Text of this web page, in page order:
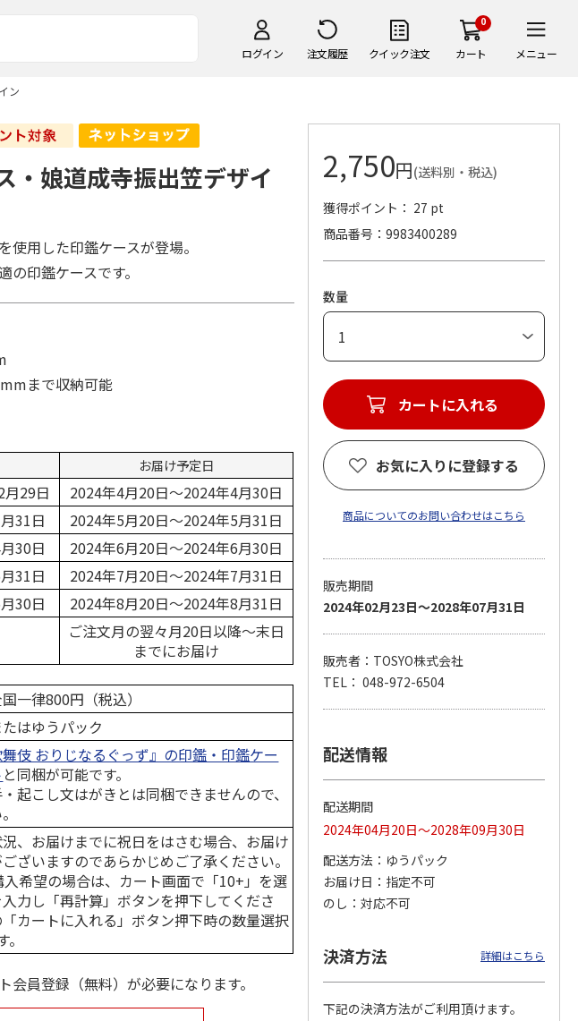
ログイン 注文履歴 クイック注文
0
カート メニュー
ン
ラックマ／マルチ
ース
5.0（6）
円
令和八年七月場所
優勝力士純金製小判
【安青錦】
605,000円
リラックマ／クリア
ファイル３点セット
750円
「犬夜叉」アクリル
ジオラマスタンド
（殺生丸）
3,300円
(送料別・税込)
2,750円
(送料別・税込)
・娘道成寺振出笠デザイ
使用した印鑑ケースが登場。
印鑑ケースです。
まで収納可能
お届け予定日
29日
2024年4月20日～2024年4月30日
31日
2024年5月20日～2024年5月31日
30日
2024年6月20日～2024年6月30日
31日
2024年7月20日～2024年7月31日
30日
2024年8月20日～2024年8月31日
ご注文月の翌々月20日以降～末日
までにお届け
一律800円（税込）
はゆうパック
舞伎 おりじなるぐっず』の印鑑・印鑑ケー
と同梱が可能です。
起こし文はがきとは同梱できませんので、
、お届けまでに祝日をはさむ場合、お届け
ざいますのであらかじめご了承ください。
希望の場合は、カート画面で「10+」を選
力し「再計算」ボタンを押下してくださ
カートに入れる」ボタン押下時の数量選択
会員登録（無料）が必要になります。
2,750円(送料別・税込)
獲得ポイント： 27 pt
商品番号
9983400289
数量
お気に入りに登録する
商品についてのお問い合わせはこちら
販売期間
2024年02月23日～2028年07月31日
販売者：TOSYO株式会社
TEL： 048-972-6504
配送情報
配送期間
2024年04月20日～2028年09月30日
配送方法
ゆうパック
お届け日
指定不可
のし
対応不可
決済方法 詳細はこちら
下記の決済方法がご利用頂けます。